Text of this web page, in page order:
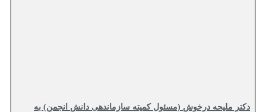
دکتر ملیحه درخوش (مسئول کمیته سازماندهی دانش انجمن) به